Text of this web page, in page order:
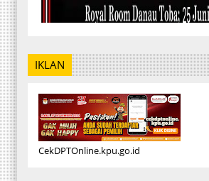
IKLAN
CekDPTOnline.kpu.go.id